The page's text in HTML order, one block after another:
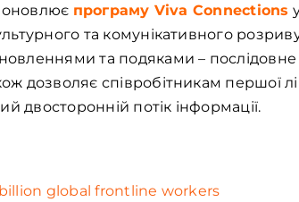
оновлює програму Viva Connections
та комунікативного
та подяками – послідовне
дозволяє співробітникам першої
двосторонній потік інформації.
global frontline workers